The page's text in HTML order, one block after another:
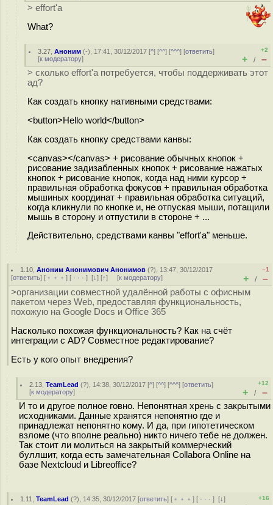
> effort'а
What?
3.27 ,Аноним (-), 17:41, 30/12/2017 [^] [^^] [^^^] [ответить]
[к модератору]
+2
+ / –
> сколько effort'а потребуется, чтобы поддерживать этот
ад?
Как создать кнопку нативными средствами:
<button>Hello world</button>
Как создать кнопку средствами канвы:
<canvas></canvas> + рисование обычных кнопок +
рисование задизабленных кнопок + рисование нажатых
кнопок + рисование кнопок, когда над ними курсор +
правильная обработка фокусов + правильная обработка
мышиных координат + правильная обработка ситуаций,
когда кликнули по кнопке и, не отпуская мыши, потащили
мышь в сторону и отпустили в стороне + ...
Действительно, средствами канвы "effort'а" меньше.
1.10 ,Аноним Анонимович Анонимов (?), 13:47, 30/12/2017
[ответить] [ ﹢﹢﹢ ] [ · · · ] [↓] [↑] [к модератору]
–1
+ / –
>организации совместной удалённой работы с офисным
пакетом через Web, предоставляя функциональность,
похожую на Google Docs и Office 365
Насколько похожая функциональность? Как на счёт
интеграции с AD? Совместное редактирование?
Есть у кого опыт внедрения?
2.13 ,TeamLead (?), 14:38, 30/12/2017 [^] [^^] [^^^] [ответить]
[к модератору]
+12
+ / –
И то и другое полное гoвно. Непонятная хрень с закрытыми
исходниками. Данные хранятся непонятно где и
принадлежат непонятно кому. И да, при гипотетическом
взломе (что вполне реально) никто ничего тебе не должен.
Так стоит ли молиться на закрытый коммерческий
буллшит, когда есть замечательная Collabora Online на
базе Nextcloud и Libreoffice?
1.11 ,TeamLead (?), 14:35, 30/12/2017 [ответить] [ ﹢﹢﹢] [ · · ·][↓]
+16